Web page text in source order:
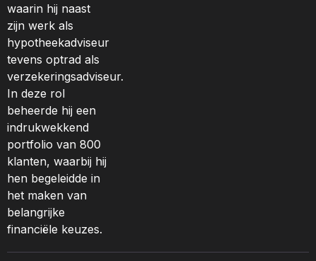
waarin hij naast
zijn werk als
hypotheekadviseur
tevens optrad als
verzekeringsadviseur.
In deze rol
beheerde hij een
indrukwekkend
portfolio van 800
klanten, waarbij hij
hen begeleidde in
het maken van
belangrijke
financiële keuzes.